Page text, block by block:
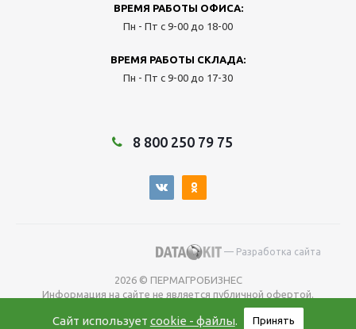
ВРЕМЯ РАБОТЫ ОФИСА:
Пн - Пт с 9-00 до 18-00
ВРЕМЯ РАБОТЫ СКЛАДА:
Пн - Пт с 9-00 до 17-30
8 800 250 79 75
— Разработка сайта
2026 © ПЕРМАГРОБИЗНЕС
Информация на сайте не является публичной офертой.
цену уточняйте у менеджера во время оформления заказа
Сайт использует cookie - файлы. Принять